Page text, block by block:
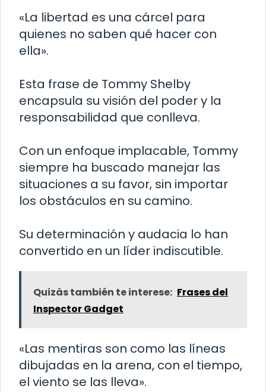
«La libertad es una cárcel para
quienes no saben qué hacer con
ella».
Esta frase de Tommy Shelby
encapsula su visión del poder y la
responsabilidad que conlleva.
Con un enfoque implacable, Tommy
siempre ha buscado manejar las
situaciones a su favor, sin importar
los obstáculos en su camino.
Su determinación y audacia lo han
convertido en un líder indiscutible.
Quizás también te interese: Frases del
Inspector Gadget
«Las mentiras son como las líneas
dibujadas en la arena, con el tiempo,
el viento se las lleva».